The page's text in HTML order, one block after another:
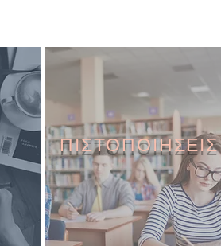
ΠΙΣΤΟΠΟΙΗΣΕΙΣ